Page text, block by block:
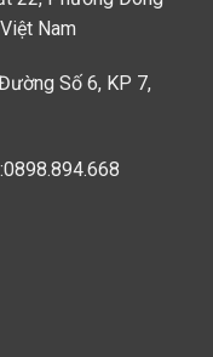
Nam
Số 6, KP 7,